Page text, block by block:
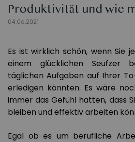
Produktivität und wie
04.06.2021
Es ist wirklich schön, wenn Sie
einem glücklichen Seufzer
täglichen Aufgaben auf Ihrer
erledigen könnten. Es wäre
immer das Gefühl hätten, dass
bleiben und effektiv arbeiten
Egal ob es um berufliche